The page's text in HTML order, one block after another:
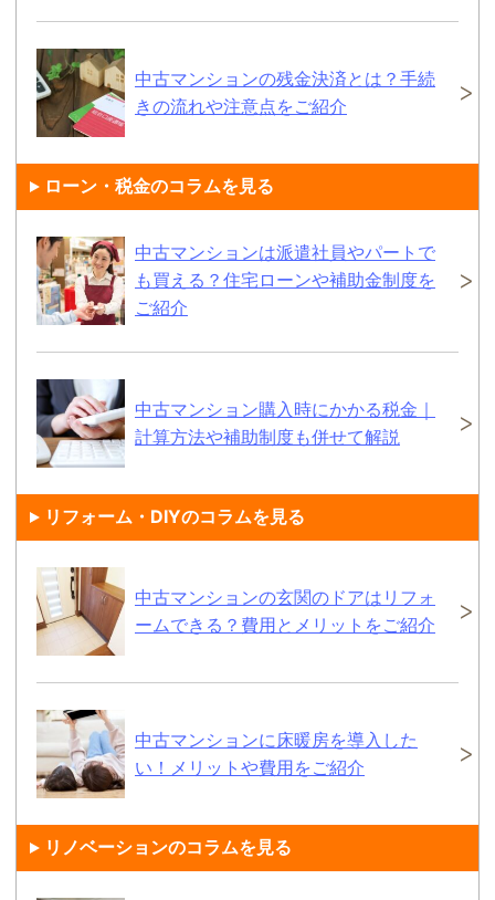
中古マンションの残金決済とは？手続
きの流れや注意点をご紹介
ローン・税金のコラムを見る
中古マンションは派遣社員やパートで
も買える？住宅ローンや補助金制度を
ご紹介
中古マンション購入時にかかる税金｜
計算方法や補助制度も併せて解説
リフォーム・DIYのコラムを見る
中古マンションの玄関のドアはリフォ
ームできる？費用とメリットをご紹介
中古マンションに床暖房を導入した
い！メリットや費用をご紹介
リノベーションのコラムを見る